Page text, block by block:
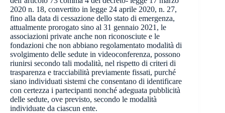
2020 n. 18, convertito in legge 24 aprile 2020, n. 27,
fino alla data di cessazione dello stato di emergenza,
attualmente prorogato sino al 31 gennaio 2021, le
associazioni private anche non riconosciute e le
fondazioni che non abbiano regolamentato modalità di
svolgimento delle sedute in videoconferenza, possono
riunirsi secondo tali modalità, nel rispetto di criteri di
trasparenza e tracciabilità previamente fissati, purché
siano individuati sistemi che consentano di identificare
con certezza i partecipanti nonché adeguata pubblicità
delle sedute, ove previsto, secondo le modalità
individuate da ciascun ente.